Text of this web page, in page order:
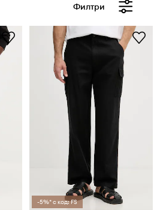
Филтри
-5%* с код: FS